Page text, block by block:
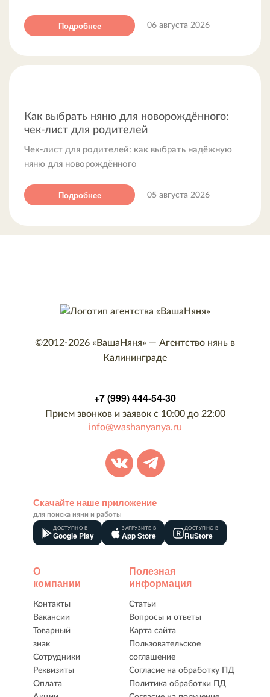
Подробнее 06 августа 2026
Как выбрать няню для новорождённого:
чек-лист для родителей
Чек-лист для родителей: как выбрать надёжную
няню для новорождённого
Подробнее 05 августа 2026
©2012-2026 «ВашаНяня» — Агентство нянь в
Калининграде
+7 (999) 444-54-30
Прием звонков и заявок с 10:00 до 22:00
info@washanyanya.ru
Скачайте наше приложение
для поиска няни и работы
ДОСТУПНО В
Google Play
ЗАГРУЗИТЕ В
App Store
ДОСТУПНО В
RuStore
О
компании
Контакты
Вакансии
Товарный
знак
Сотрудники
Реквизиты
Оплата
Полезная
информация
Статьи
Вопросы и ответы
Карта сайта
Пользовательское
соглашение
Согласие на обработку ПД
Политика обработки ПД